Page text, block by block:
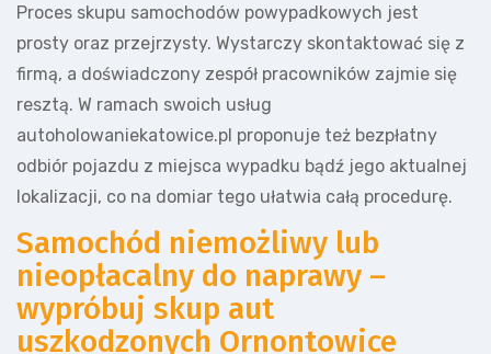
Proces skupu samochodów powypadkowych jest
prosty oraz przejrzysty. Wystarczy skontaktować się z
firmą, a doświadczony zespół pracowników zajmie się
resztą. W ramach swoich usług
autoholowaniekatowice.pl proponuje też bezpłatny
odbiór pojazdu z miejsca wypadku bądź jego aktualnej
lokalizacji, co na domiar tego ułatwia całą procedurę.
Samochód niemożliwy lub
nieopłacalny do naprawy –
wypróbuj skup aut
uszkodzonych Ornontowice